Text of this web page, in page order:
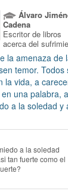
Álvaro
Cadena
Escritor de libros
acerca del
la amenaza de
temor.
la vida, a
una palabra,
a la soledad
a la soledad
tan fuerte como el